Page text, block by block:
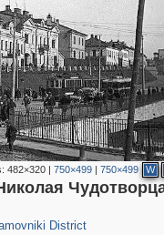
482×320| 750×499| 750×499 W
District